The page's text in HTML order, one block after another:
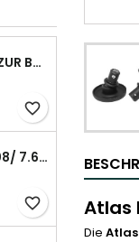
IOSSO PASTE ZUR BOHRUNGSREINIGUNG
favorite_border
IOSSO .30/.308/ 7.62MM ELIMINATOR BLUE NYFLEX GUN BOR REINIGUNGSBÜRSTEN .30/.308/ 7.62MM
favorite_border Atlas
Die